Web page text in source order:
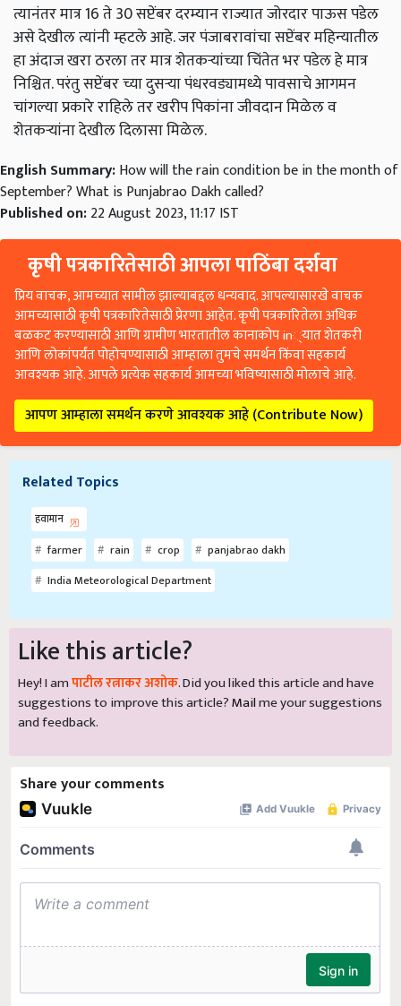
त्यानंतर मात्र 16 ते 30 सप्टेंबर दरम्यान राज्यात जोरदार पाऊस पडेल
असे देखील त्यांनी म्हटले आहे. जर पंजाबरावांचा सप्टेंबर महिन्यातील
हा अंदाज खरा ठरला तर मात्र शेतकऱ्यांच्या चिंतेत भर पडेल हे मात्र
निश्चित. परंतु सप्टेंबर च्या दुसऱ्या पंधरवड्यामध्ये पावसाचे आगमन
चांगल्या प्रकारे राहिले तर खरीप पिकांना जीवदान मिळेल व
शेतकऱ्यांना देखील दिलासा मिळेल.
English Summary:How will the rain condition be in the month of
September? What is Punjabrao Dakh called?
Published on:22 August 2023, 11:17 IST
कृषी पत्रकारितेसाठी आपला पाठिंबा दर्शवा
प्रिय वाचक, आमच्यात सामील झाल्याबद्दल धन्यवाद. आपल्यासारखे वाचक
आमच्यासाठी कृषी पत्रकारितेसाठी प्रेरणा आहेत. कृषी पत्रकारितेला अधिक
बळकट करण्यासाठी आणि ग्रामीण भारतातील कानाकोप in्यात शेतकरी
आणि लोकांपर्यंत पोहोचण्यासाठी आम्हाला तुमचे समर्थन किंवा सहकार्य
आवश्यक आहे. आपले प्रत्येक सहकार्य आमच्या भविष्यासाठी मोलाचे आहे.
आपण आम्हाला समर्थन करणे आवश्यक आहे (Contribute Now)
Related Topics
हवामान
farmer
rain crop
panjabrao dakh
India Meteorological Department
Like this article?
Hey! I amपाटील रत्नाकर अशोक. Did you liked this article and have
suggestions to improve this article?Mailme your suggestions
and feedback.
Share your comments